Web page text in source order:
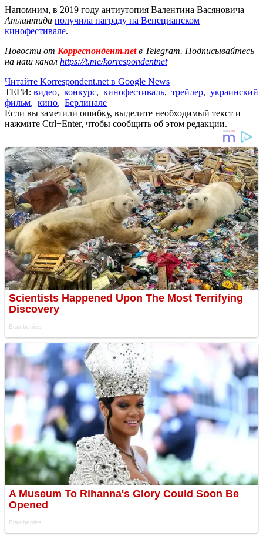
Напомним, в 2019 году антиутопия Валентина Васяновича
Атлантида получила награду на Венецианском
кинофестивале.
Новости от Корреспондент.netв Telegram. Подписывайтесь
на наш канал https://t.me/korrespondentnet
Читайте Korrespondent.net в Google News
ТЕГИ: видео, конкурс, кинофестиваль, трейлер, украинский
фильм, кино, Берлинале
Если вы заметили ошибку, выделите необходимый текст и
нажмите Ctrl+Enter, чтобы сообщить об этом редакции.